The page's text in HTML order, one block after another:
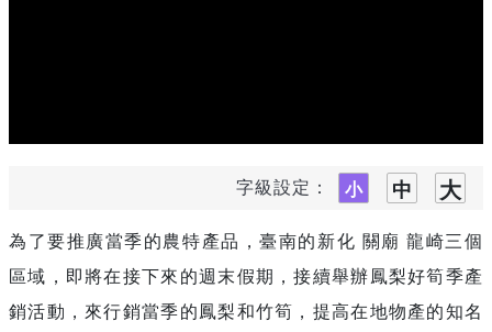
字級設定：
為了要推廣當季的農特產品 ，臺南的新化 關廟 龍崎三個
區域 ， 即將在接下來的週末假期 ，接續舉辦鳳梨好筍季產
銷活動 ， 來行銷當季的鳳梨和竹筍 ， 提高在地物產的知名